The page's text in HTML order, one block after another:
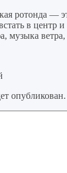
ротонда —
в центр
музыка
опубликован.